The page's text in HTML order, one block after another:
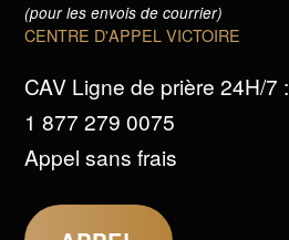
(pour les envois de courrier)
CENTRE D'APPEL VICTOIRE
CAV Ligne de prière 24H/7 :
1 877 279 0075
Appel sans frais